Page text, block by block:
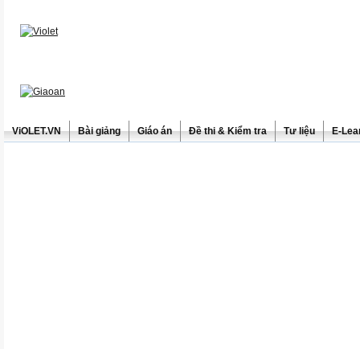
ViOLET.VN Bài giảng Giáo án Đề thi & Kiểm tra Tư liệu E-